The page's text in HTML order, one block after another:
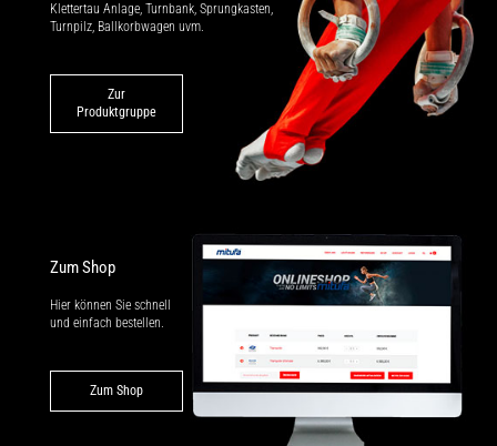
Klettertau Anlage, Turnbank, Sprung­kasten,
Turnpilz, Ballkorbwagen uvm.
Zur
Produktgruppe
Zum Shop
Hier können Sie schnell
und einfach bestellen.
Zum Shop